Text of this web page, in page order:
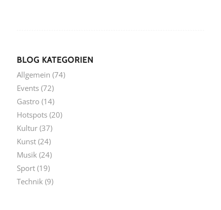
BLOG KATEGORIEN
Allgemein (74)
Events(72)
Gastro (14)
Hotspots(20)
Kultur(37)
Kunst(24)
Musik(24)
Sport(19)
Technik(9)